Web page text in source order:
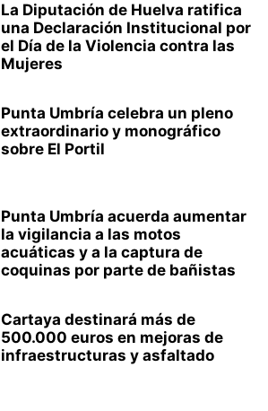
La Diputación de Huelva ratifica
una Declaración Institucional por
el Día de la Violencia contra las
Mujeres
Punta Umbría celebra un pleno
extraordinario y monográfico
sobre El Portil
Punta Umbría acuerda aumentar
la vigilancia a las motos
acuáticas y a la captura de
coquinas por parte de bañistas
Cartaya destinará más de
500.000 euros en mejoras de
infraestructuras y asfaltado